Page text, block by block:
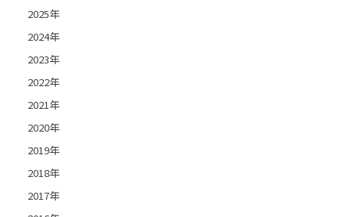
2025年
2024年
2023年
2022年
2021年
2020年
2019年
2018年
2017年